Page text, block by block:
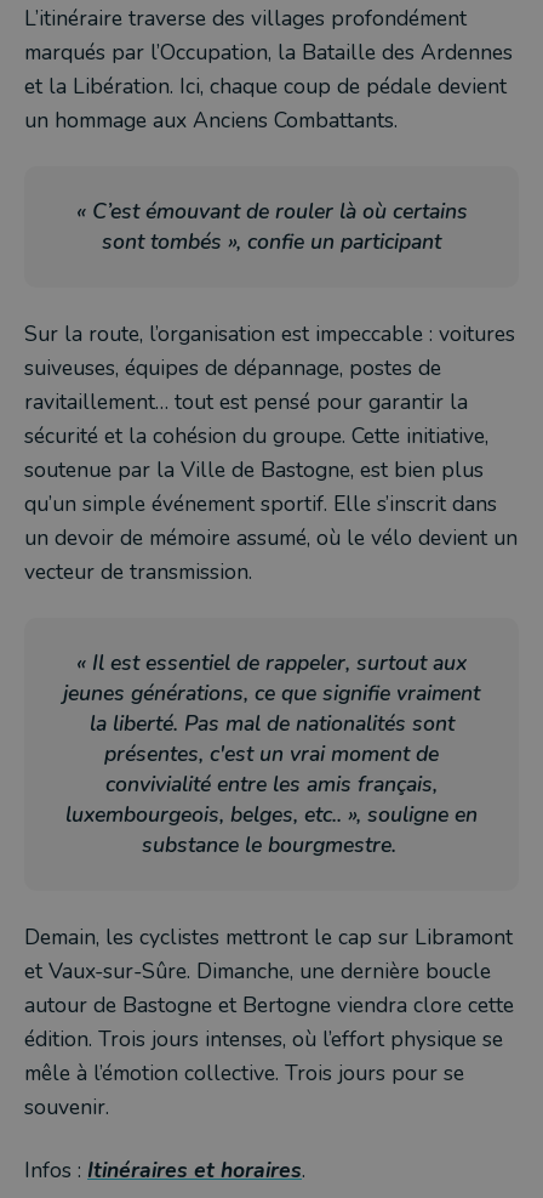
L’itinéraire traverse des villages profondément
marqués par l’Occupation, la Bataille des Ardennes
et la Libération. Ici, chaque coup de pédale devient
un hommage aux Anciens Combattants.
« C’est émouvant de rouler là où certains
sont tombés », confie un participant
Sur la route, l’organisation est impeccable : voitures
suiveuses, équipes de dépannage, postes de
ravitaillement… tout est pensé pour garantir la
sécurité et la cohésion du groupe. Cette initiative,
soutenue par la Ville de Bastogne, est bien plus
qu’un simple événement sportif. Elle s’inscrit dans
un devoir de mémoire assumé, où le vélo devient un
vecteur de transmission.
« Il est essentiel de rappeler, surtout aux
jeunes générations, ce que signifie vraiment
la liberté. Pas mal de nationalités sont
présentes, c'est un vrai moment de
convivialité entre les amis français,
luxembourgeois, belges, etc.. », souligne en
substance le bourgmestre.
Demain, les cyclistes mettront le cap sur Libramont
et Vaux-sur-Sûre. Dimanche, une dernière boucle
autour de Bastogne et Bertogne viendra clore cette
édition. Trois jours intenses, où l’effort physique se
mêle à l’émotion collective. Trois jours pour se
souvenir.
Infos : Itinéraires et horaires.